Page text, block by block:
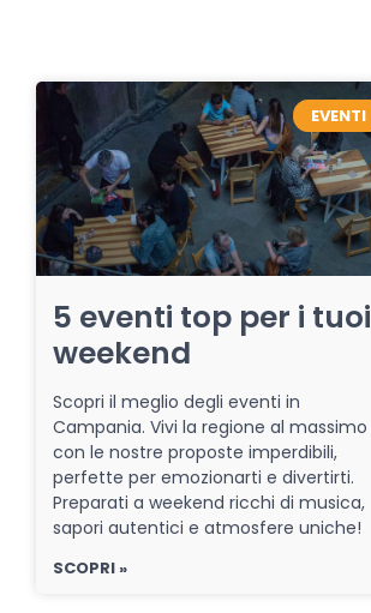
EVENTI
5 eventi top per i tuoi
weekend
Scopri il meglio degli eventi in
Campania. Vivi la regione al massimo
con le nostre proposte imperdibili,
perfette per emozionarti e divertirti.
Preparati a weekend ricchi di musica,
sapori autentici e atmosfere uniche!
SCOPRI »